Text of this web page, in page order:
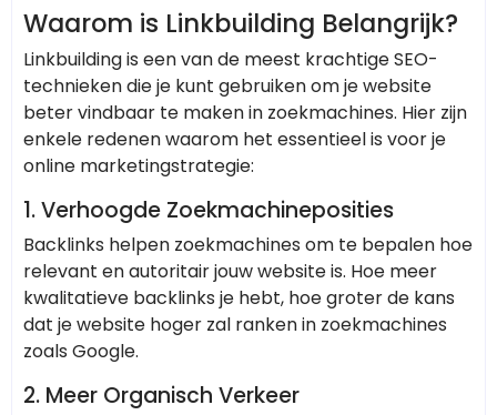
Waarom is Linkbuilding Belangrijk?
Linkbuilding is een van de meest krachtige SEO-
technieken die je kunt gebruiken om je website
beter vindbaar te maken in zoekmachines. Hier zijn
enkele redenen waarom het essentieel is voor je
online marketingstrategie:
1.Verhoogde Zoekmachineposities
Backlinks helpen zoekmachines om te bepalen hoe
relevant en autoritair jouw website is. Hoe meer
kwalitatieve backlinks je hebt, hoe groter de kans
dat je website hoger zal ranken in zoekmachines
zoals Google.
2. Meer Organisch Verkeer